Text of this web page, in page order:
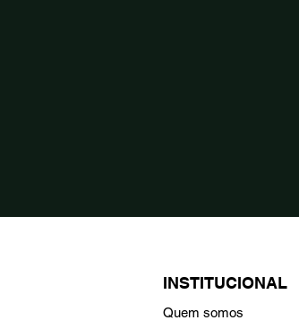
INSTITUCIONAL
Quem somos